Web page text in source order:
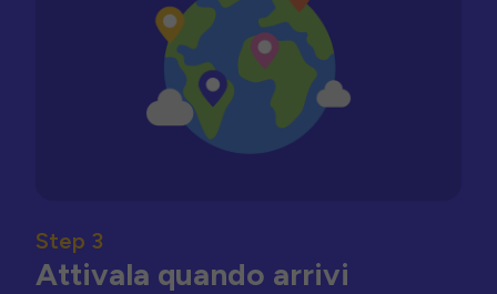
Step 3
Attivala quando arrivi